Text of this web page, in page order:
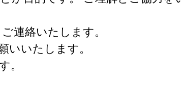
連絡いたします。
いいたします。
。